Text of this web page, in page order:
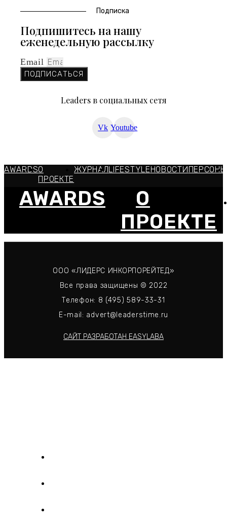
Подписка
Подпишитесь на нашу
еженедельную рассылку
Email
ПОДПИСАТЬСЯ
Leaders в социальных сетя
Vk Youtube
AWARDSО
ПРОЕКТЕ
ЖУРНАЛLIFESTYLEНОВОСТИПЕРСОНЫ
AWARDS
О
ПРОЕКТЕ
ООО «ЛИДЕРС ИНКОРПОРЕЙТЕД»
Все права защищены © 2022
Телефон: 8 (495) 589-33-31
E-mail: advert@leaderstime.ru
САЙТ РАЗРАБОТАН EASYLABA